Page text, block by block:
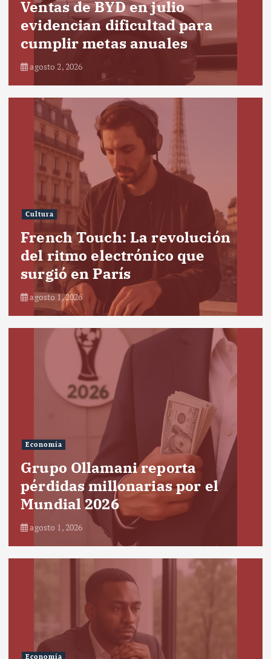
Ventas de BYD en julio
evidencian dificultad para
cumplir metas anuales
agosto 2, 2026
Cultura
French Touch: La revolución
del ritmo electrónico que
surgió en París
agosto 1, 2026
Economía
Grupo Ollamani reporta
pérdidas millonarias por el
Mundial 2026
agosto 1, 2026
Economía